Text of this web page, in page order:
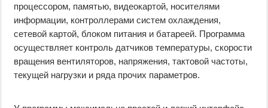
процессором, памятью, видеокартой, носителями
информации, контроллерами систем охлаждения,
сетевой картой, блоком питания и батареей. Программа
осуществляет контроль датчиков температуры, скорости
вращения вентиляторов, напряжения, тактовой частоты,
текущей нагрузки и ряда прочих параметров.